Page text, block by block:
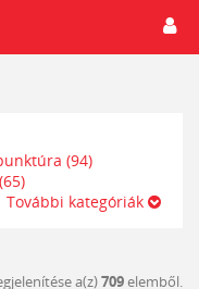
(94)
(65)
További kategóriák
a(z)709elemből.